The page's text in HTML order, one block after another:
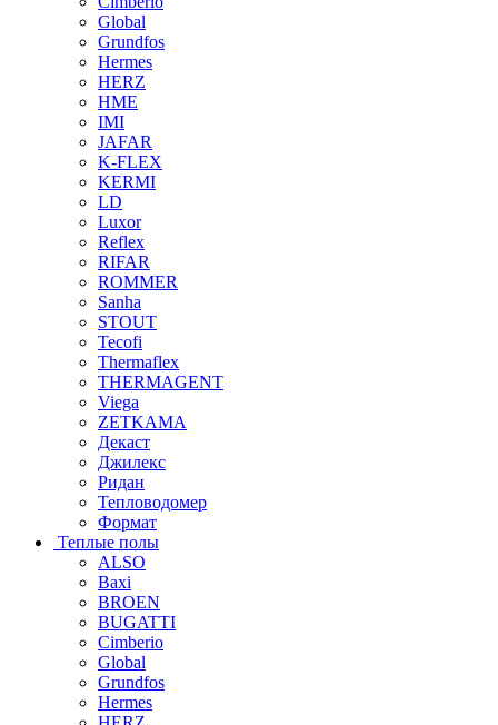
Global
Grundfos
Hermes
HERZ
HME
IMI
JAFAR
K-FLEX
KERMI
LD
Luxor
Reflex
RIFAR
ROMMER
Sanha
STOUT
Tecofi
Thermaflex
THERMAGENT
Viega
ZETKAMA
Декаст
Джилекс
Ридан
Тепловодомер
Формат
Теплые полы
ALSO
Baxi
BROEN
BUGATTI
Cimberio
Global
Grundfos
Hermes